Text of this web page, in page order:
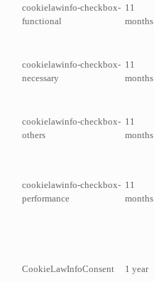
cookielawinfo-checkbox-
functional
11
months
cookielawinfo-checkbox-
necessary
11
months
cookielawinfo-checkbox-
others
11
months
cookielawinfo-checkbox-
performance
11
months
CookieLawInfoConsent 1 year